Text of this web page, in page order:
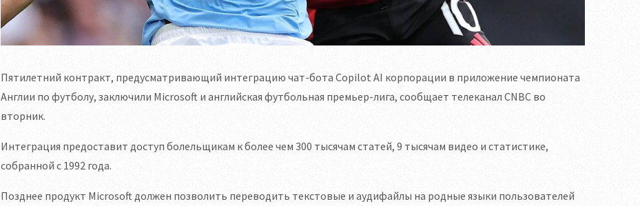
Пятилетний контракт, предусматривающий интеграцию чат-бота Copilot AI корпорации в приложение чемпионата
Англии по футболу, заключили Microsoft и английская футбольная премьер-лига, сообщает телеканал CNBC во
вторник.
Интеграция предоставит доступ болельщикам к более чем 300 тысячам статей, 9 тысячам видео и статистике,
собранной с 1992 года.
Позднее продукт Microsoft должен позволить переводить текстовые и аудифайлы на родные языки пользователей